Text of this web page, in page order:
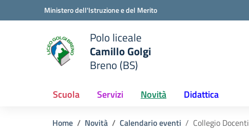
Vai ai contenuti
Vai al menu di navigazioneMinistero dell'Istruzione e del Merito
scuola
Polo liceale
Camillo Golgi
Breno (BS)
Scuola Servizi Novità Didattica
Home Novità Calendario eventi Collegio Docenti